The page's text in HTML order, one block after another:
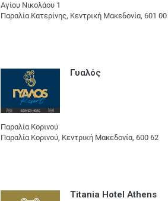
Αγίου Νικολάου 1
Παραλία Κατερίνης, Κεντρική Μακεδονία, 601 00
Γυαλός
Παραλία Κορινού
Παραλία Κορινού, Κεντρική Μακεδονία, 600 62
Titania Hotel Athens